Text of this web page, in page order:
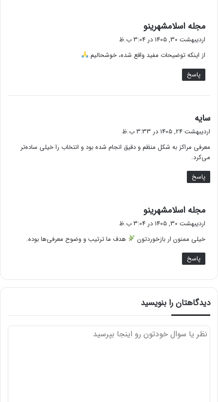
مجله اسلامشهرینو
ف
:
اردیبهشت 30, 1405 در 3:04 ب.ظ
از اینکه توضیحات مفید واقع شده، خوشحالیم
پاسخ
سایه
ف
:
اردیبهشت 24, 1405 در 3:33 ب.ظ
معرفی مراکز به شکل منظم و دقیق انجام شده بود و انتخاب را خیلی ساده‌تر
می‌کرد.
پاسخ
مجله اسلامشهرینو
ف
:
اردیبهشت 30, 1405 در 3:04 ب.ظ
خیلی ممنون ار بازخوردتون
هدف ما ترتیب و وضوح معرفی‌ها بوده.
پاسخ
دیدگاهتان را بنویسید